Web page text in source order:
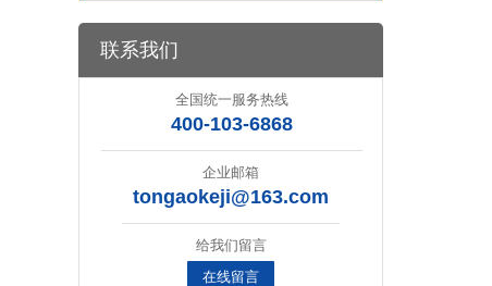
联系我们
全国统一服务热线
400-103-6868
企业邮箱
tongaokeji@163.com
给我们留言
在线留言